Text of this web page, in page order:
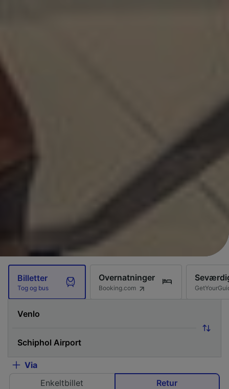
Billetter
Tog og bus
Overnatninger
Booking.com
Via
Enkeltbillet
Retur